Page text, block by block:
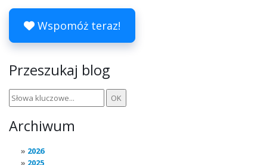
Wspomóż teraz!
Przeszukaj blog
Archiwum
2026
2025